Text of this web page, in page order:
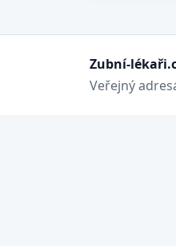
Zubní-
Veřejný